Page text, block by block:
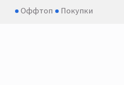
Оффтоп Покупки